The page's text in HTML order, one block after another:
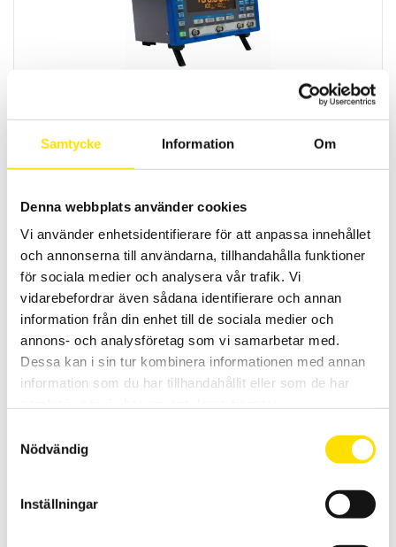
Samtycke Information Om
Denna webbplats använder cookies
Vi använder enhetsidentifierare för att anpassa innehållet
och annonserna till användarna, tillhandahålla funktioner
för sociala medier och analysera vår trafik. Vi
vidarebefordrar även sådana identifierare och annan
information från din enhet till de sociala medier och
annons- och analysföretag som vi samarbetar med.
Dessa kan i sin tur kombinera informationen med annan
information som du har tillhandahållit eller som de har
Nödvändig
Inställningar
GX305, GX310 & GX320 Funktionsgeneratorer
mycket noggrannare och stabilare generering än en traditionell
5,880.00 KR
8,955.00 KR
AX501, AX502 & AX503 Likspänningsaggregat
Med den patenterade teknologin från Metrix fås effektivare och
switchade, fås stabilitet, låg ljudnivå samt snabb uppstart.